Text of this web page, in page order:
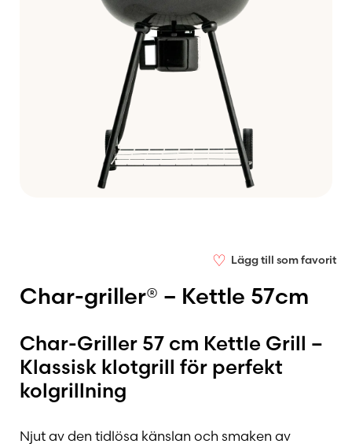
♡ Lägg till som favorit
Char-griller® – Kettle 57cm
Char-Griller 57 cm Kettle Grill –
Klassisk klotgrill för perfekt
kolgrillning
Njut av den tidlösa känslan och smaken av